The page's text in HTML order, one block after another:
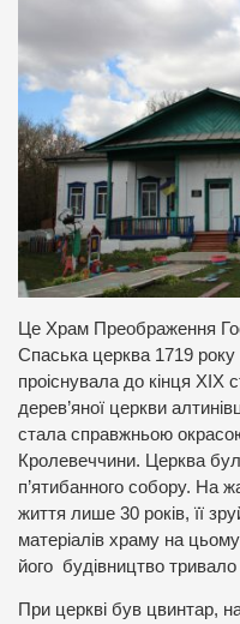
Це Храм Преображення
Спаська церква 1719 року
проіснувала до кінця ХІХ
дерев’яної церкви
стала справжньою
Кролевеччини. Церква
п’ятибанного собору. На
життя лише 30 років, її
матеріалів храму на
його будівництво тривало
При церкві був цвинтар,